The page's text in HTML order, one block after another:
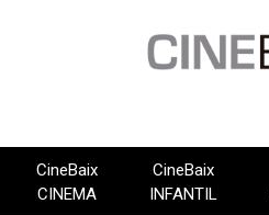
CineBaix
CINEMA
CineBaix
INFANTIL